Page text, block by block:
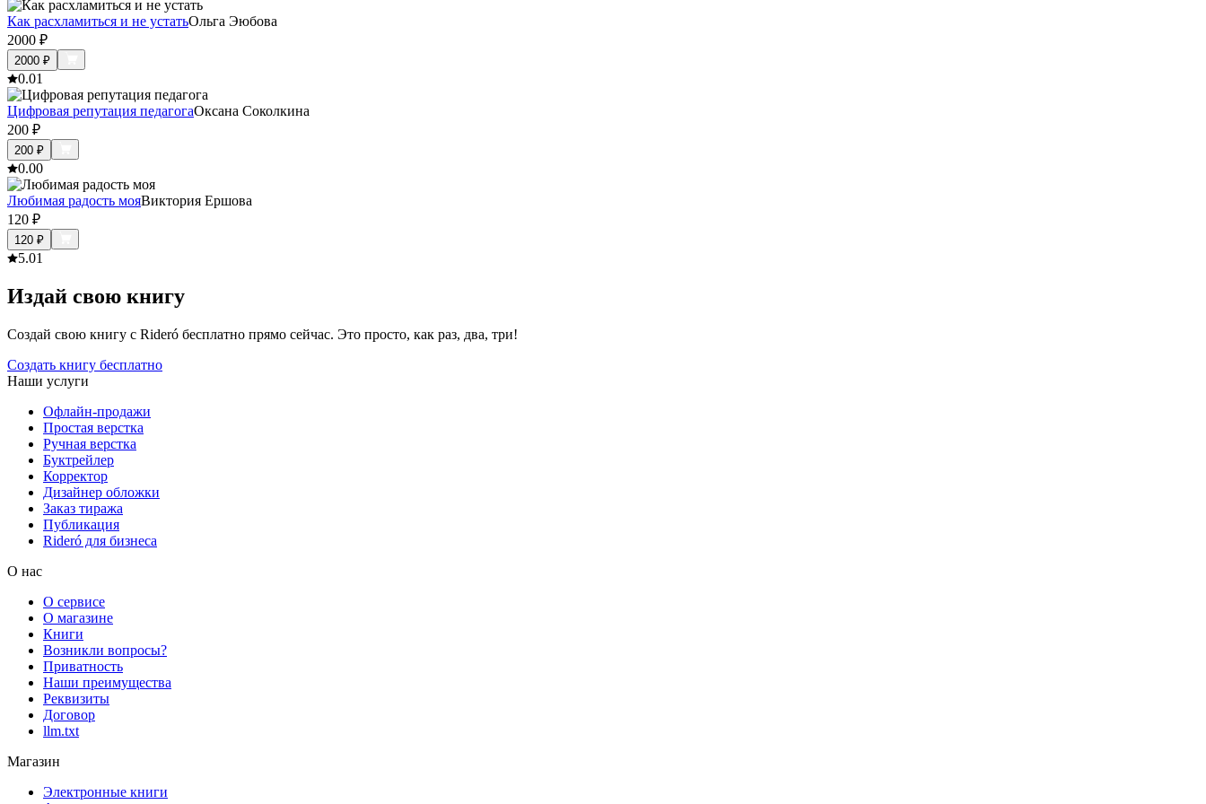
Как расхламиться и не устатьОльга Эюбова
2000 ₽
2000 ₽
0.01
Цифровая репутация педагогаОксана Соколкина
200 ₽
200 ₽
0.00
Любимая радость мояВиктория Ершова
120 ₽
120 ₽
5.01
Издай свою книгу
Создай свою книгу с Rideró бесплатно прямо сейчас. Это просто, как раз, два, три!
Создать книгу бесплатно
Наши услуги
Офлайн-продажи
Простая верстка
Ручная верстка
Буктрейлер
Корректор
Дизайнер обложки
Заказ тиража
Публикация
Rideró для бизнеса
О нас
О сервисе
О магазине
Книги
Возникли вопросы?
Приватность
Наши преимущества
Реквизиты
Договор
llm.txt
Магазин
Электронные книги